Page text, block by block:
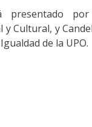
presentado
y Cultural, y
de la UPO.